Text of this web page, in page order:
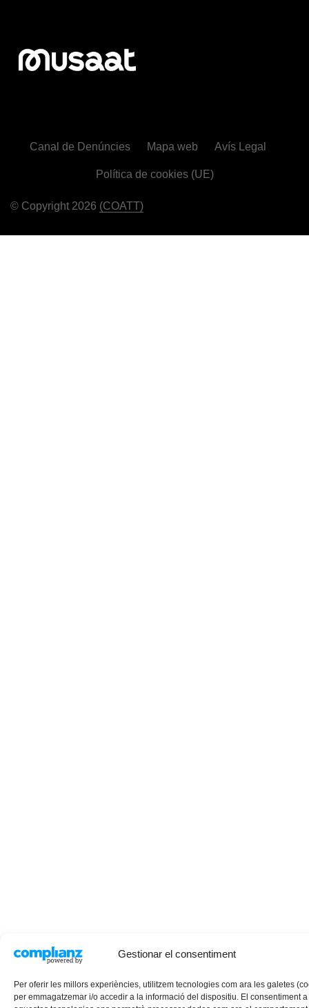
Gestionar el consentiment
Per oferir les millors experiències, utilitzem tecnologies com ara les galetes
per emmagatzemar i/o accedir a la informació del dispositiu. El consentiment a
© Copyright 2026 (COATT)
Canal de Denúncies Mapa web Avís Legal
Política de cookies (UE)